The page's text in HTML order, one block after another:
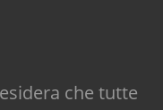
che tutte